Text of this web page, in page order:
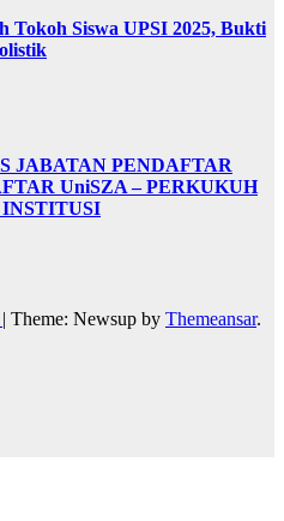
Tokoh Siswa UPSI 2025, Bukti
JABATAN PENDAFTAR
UniSZA – PERKUKUH
| Theme: Newsup by Themeansar.